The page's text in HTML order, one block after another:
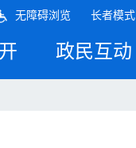
政民互动
无障碍浏览 长者模式